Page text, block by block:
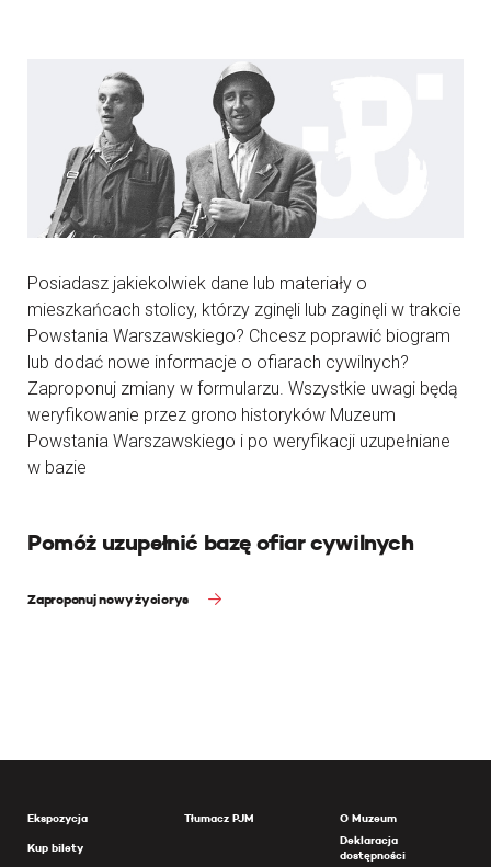
Posiadasz jakiekolwiek dane lub materiały o
mieszkańcach stolicy, którzy zginęli lub zaginęli w trakcie
Powstania Warszawskiego? Chcesz poprawić biogram
lub dodać nowe informacje o ofiarach cywilnych?
Zaproponuj zmiany w formularzu. Wszystkie uwagi będą
weryfikowanie przez grono historyków Muzeum
Powstania Warszawskiego i po weryfikacji uzupełniane
w bazie
Pomóż uzupełnić bazę ofiar cywilnych
Zaproponuj nowy życiorys
Ekspozycja
Kup bilety
Tłumacz PJM
O Muzeum
Deklaracja
dostępności